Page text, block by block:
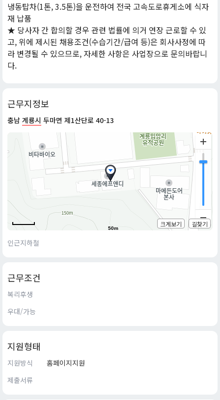
냉동탑차(1톤, 3.5톤)을 운전하여 전국 고속도로휴게소에 식자
재 납품
★ 당사자 간 합의할 경우 관련 법률에 의거 연장 근로할 수 있
고, 위에 제시된 채용조건(수습기간/급여 등)은 회사사정에 따
라 변경될 수 있으므로, 자세한 사항은 사업장으로 문의바랍니
다.
근무지정보
충남 계룡시 두마면 제1산단로 40-13
50m
크게보기 길찾기
인근지하철
근무조건
복리후생
우대/가능
지원형태
지원방식
홈페이지지원
제출서류